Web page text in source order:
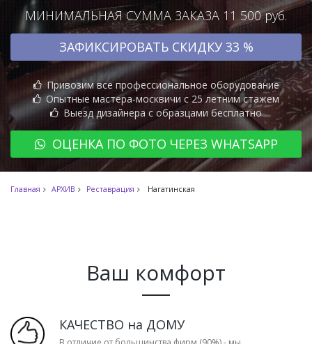
МИНИМАЛЬНАЯ СУММА ЗАКАЗА 11 500 руб.
ЗАФИКСИРОВАТЬ СКИДКУ 33 %
Привозим всё профессиональное оборудование
Опытные мастера-москвичи с 25 летним стажем
Выезд дизайнера с образцами бесплатно
ОЦЕНКА ПО ФОТО ЧЕРЕЗ WHATSAPP
Главная АРХИВ Реставрация Нагатинская
Ваш комфорт
КАЧЕСТВО на ДОМУ